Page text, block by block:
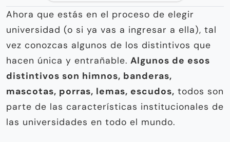
Ahora que estás en el proceso de elegir
universidad (o si ya vas a ingresar a ella), tal
vez conozcas algunos de los distintivos que
hacen única y entrañable. Algunos de esos
distintivos son himnos, banderas,
mascotas, porras, lemas, escudos, todos son
parte de las características institucionales de
las universidades en todo el mundo.